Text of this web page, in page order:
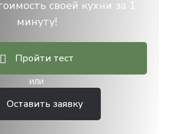
своей кухни за 1
минуту!
Пройти тест
или
Оставить заявку